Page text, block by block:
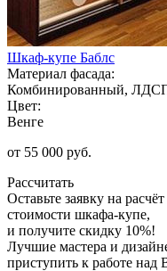
Шкаф-купе Баблс
Материал фасада:
Комбинированный,
Цвет:
Венге
от 55 000 руб.
Рассчитать
Оставьте заявку на расчёт
стоимости шкафа-купе,
и получите скидку 10%!
Лучшие мастера и
приступить к работе